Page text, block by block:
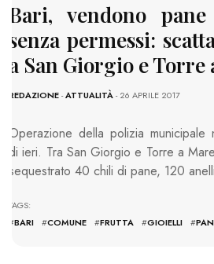
Bari, vendono
senza permessi:
a San Giorgio e Torre
REDAZIONE-ATTUALITÀ- 26 APRILE 2017
Operazione della polizia municipale
di ieri. Tra San Giorgio e Torre a
sequestrato 40 chili di pane, 120
TAGS:
#BARI #COMUNE #FRUTTA #GIOIELLI #